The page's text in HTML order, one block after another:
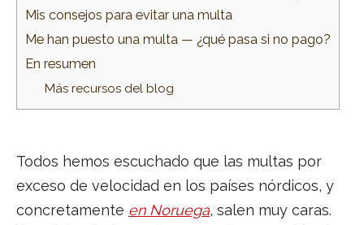
Mis consejos para evitar una multa
Me han puesto una multa — ¿qué pasa si no pago?
En resumen
Más recursos del blog
Todos hemos escuchado que las multas por
exceso de velocidad en los países nórdicos, y
concretamente en Noruega, salen muy caras.